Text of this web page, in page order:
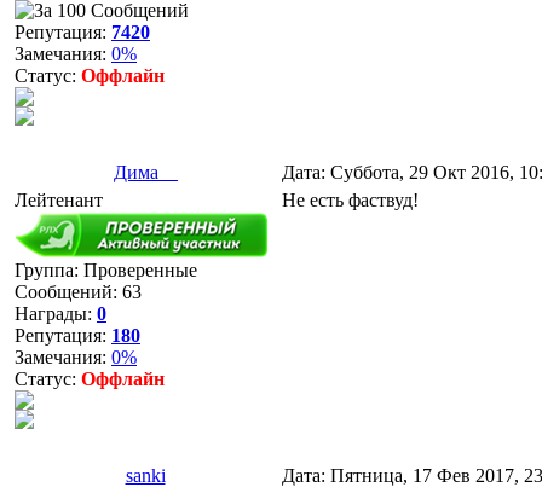
Репутация: 7420
Замечания: 0%
Статус: Оффлайн
Дима__
Дата: Суббота, 29 Окт 2016,
Лейтенант
Группа: Проверенные
Сообщений: 63
Награды: 0
Репутация: 180
Замечания: 0%
Статус: Оффлайн
Не есть фаствуд!
sanki
Дата: Пятница, 17 Фев 2017,